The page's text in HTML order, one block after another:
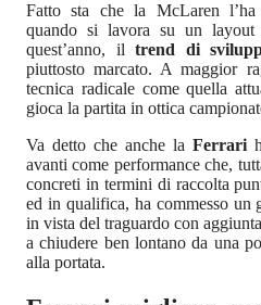
Fatto sta che la McLaren
quando si lavora su un layout
quest’anno, iltrend di
piuttosto marcato. A maggior
tecnica radicale come quella
gioca la partita in ottica
Va detto che anche la Ferrari
avanti come performance che,
concreti in termini di raccolta
ed in qualifica, ha commesso un
in vista del traguardo con
a chiudere ben lontano da una
alla portata.